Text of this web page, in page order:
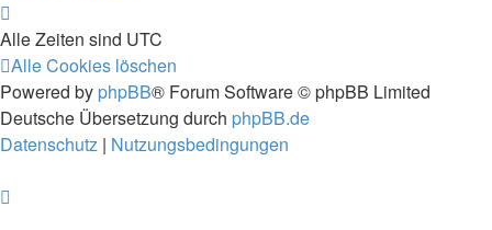
Alle Zeiten sind UTC
Alle Cookies löschen
Powered by phpBB® Forum Software © phpBB Limited
Deutsche Übersetzung durch phpBB.de
Datenschutz | Nutzungsbedingungen